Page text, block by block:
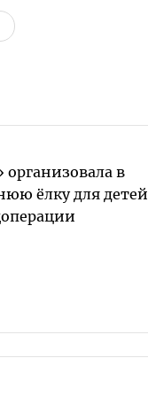
организовала в
ёлку для детей